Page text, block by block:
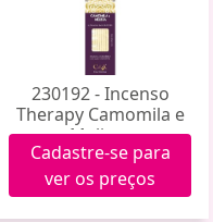
230192 - Incenso
Therapy Camomila e
Melissa
Cadastre-se para
ver os preços